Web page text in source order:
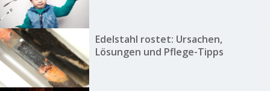
Edelstahl rostet: Ursachen,
Lösungen und Pflege-Tipps